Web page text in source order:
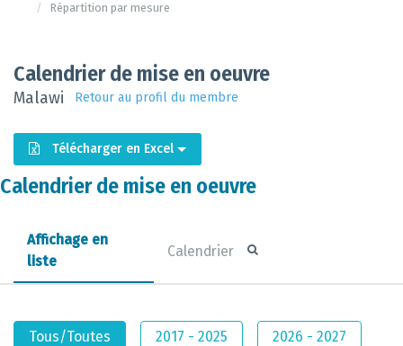
Répartition par mesure
Calendrier de mise en oeuvre
Malawi Retour au profil du membre
Télécharger en Excel
Calendrier de mise en oeuvre
Affichage en
liste
Calendrier
Tous/Toutes 2017 - 2025 2026 - 2027